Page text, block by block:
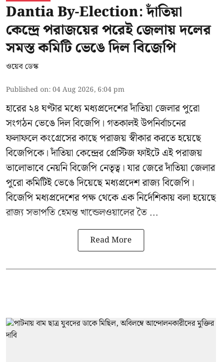
Dantia By-Election: দাঁতিয়া
কেন্দ্রে পরাজয়ের পরেই জেলায় দলের
সমস্ত কমিটি ভেঙে দিল বিজেপি
ওয়েব ডেস্ক
Published on:04 Aug 2026, 6:04 pm
হারের ২৪ ঘণ্টার মধ্যে মধ্যপ্রদেশের দাঁতিয়া জেলার পুরো
সংগঠন ভেঙে দিল বিজেপি। গতকালই উপনির্বাচনের
ফলাফলে কংগ্রেসের কাছে পরাজয় স্বীকার করতে হয়েছে
বিজেপিকে। দাঁতিয়া কেন্দ্রের প্রেস্টিজ ফাইটে এই পরাজয়
ভালোভাবে নেয়নি বিজেপি নেতৃত্ব। যার জেরে দাঁতিয়া জেলার
পুরো কমিটিই ভেঙে দিয়েছে মধ্যপ্রদেশ রাজ্য বিজেপি।
বিজেপি মধ্যপ্রদেশের পক্ষ থেকে এক নির্দেশিকায় বলা হয়েছে
রাজ্য সভাপতি হেমন্ত খান্ডেলওয়ালের তৈ ...
Read More